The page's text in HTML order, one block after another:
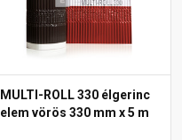
MULTI-ROLL 330 élgerinc
elem vörös 330 mm x 5 m